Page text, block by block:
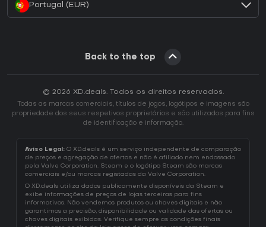
Portugal (EUR)
Back to the top
© 2026 XD.deals. Todos os direitos reservados.
Todas as marcas comerciais, títulos de jogos, logótipos e imagens são
propriedade dos seus respetivos proprietários e são utilizados para fins
de identificação e informação.
Aviso Legal: O XD.deals é um serviço independente de comparação
de preços e agregação de ofertas e não é afiliado nem endossado
pela Valve Corporation. Steam e o logótipo Steam são marcas
comerciais e/ou marcas registadas da Valve Corporation.
O XD.deals utiliza dados publicamente disponíveis da Steam e
exibe informações de preços de lojas terceiras para fins
informativos. Não vendemos produtos ou chaves digitais e não
garantimos a precisão, disponibilidade ou validade das ofertas ou
chaves digitais exibidas. Verifique sempre as condições finais